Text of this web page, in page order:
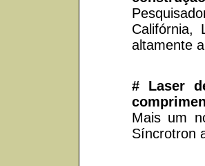
Califórnia,
altamente
# Laser
Mais um
Síncrotron